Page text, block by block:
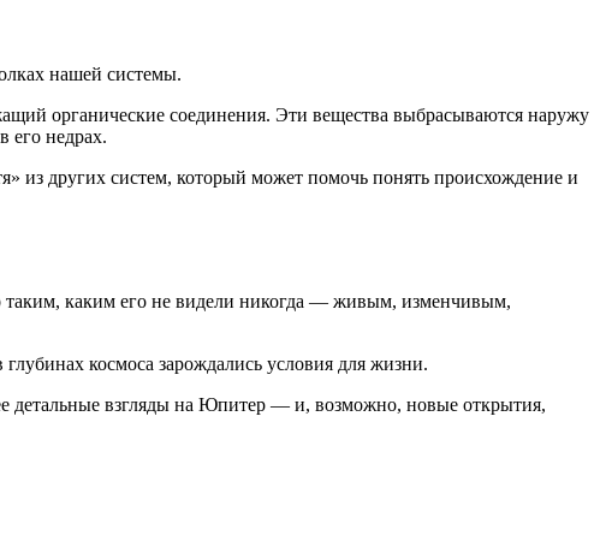
нашей системы.
органические соединения. Эти вещества выбрасываются наружу
его недрах.
из других систем, который может помочь понять происхождение и
таким, каким его не видели никогда — живым, изменчивым,
космоса зарождались условия для жизни.
детальные взгляды на Юпитер — и, возможно, новые открытия,